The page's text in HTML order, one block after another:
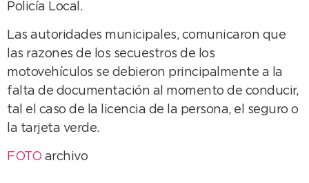
Policía Local.
Las autoridades municipales, comunicaron que
las razones de los secuestros de los
motovehículos se debieron principalmente a la
falta de documentación al momento de conducir,
tal el caso de la licencia de la persona, el seguro o
la tarjeta verde.
FOTO archivo